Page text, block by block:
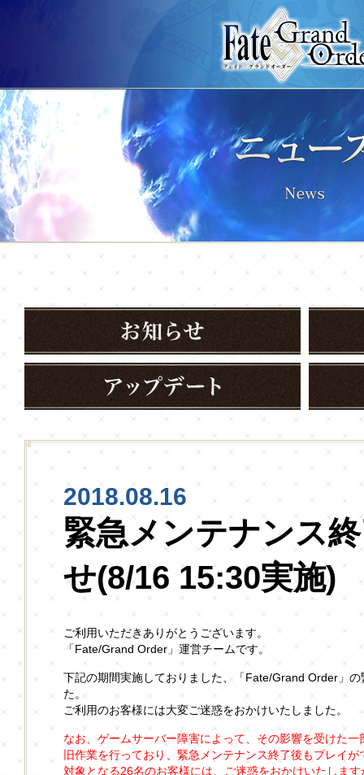
2018.08.16
緊急メンテナンス
せ(8/16 15:30実施)
ご利用いただきありがとうございます。
「Fate/Grand Order」運営チームです。
下記の期間実施しておりました、「Fate/Grand Order」
た。
ご利用のお客様には大変ご迷惑をおかけいたしました。
なお、ゲームサーバー障害によって、その影響を受けた
旧作業を行っており、緊急メンテナンス終了後もプレイ
対象となる26名のお客様には、ご迷惑をおかけいたしま